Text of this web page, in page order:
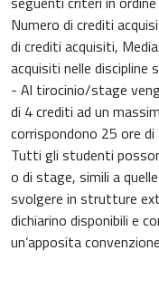
Numero di crediti
di crediti acquisiti,
acquisiti nelle discipline
- Al tirocinio/stage
di 4 crediti ad un
corrispondono 25 ore
Tutti gli studenti
o di stage, simili a
svolgere in strutture
dichiarino disponibili e
un’apposita